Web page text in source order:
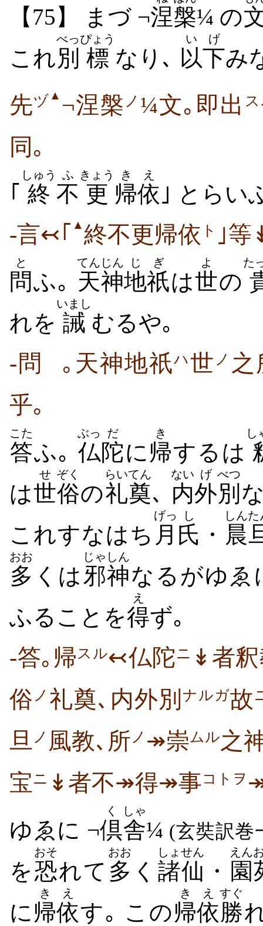
【75】 まづ ¬涅槃¼ の
これ別
べっ
標
ぴょう
なり､ 以下
いげ
み
先ヅ ▲ ¬涅槃 ノ ¼文｡即出
同｡
｢ 終
しゅう
不
ふ
更
きょう
帰依
きえ
｣ とらい
-言↢｢ ▲ 終不更帰依 ト ｣
問
と
ふ｡ 天神
てんじん
地祇
じぎ
は世
よ
の
た
れを 誡
いまし
むるや｡
-問 ｡天神地祇ハ世 ノ 之
乎｡
答
こた
ふ｡ 仏
ぶっ
陀
だ
に帰
き
するは
し
は世
せ
俗
ぞく
の礼奠
らいてん
､ 内
ない
外
げ
別
べつ
これすなはち 月
げっ
氏
し
・ 晨
しんた
多
おお
くは邪神
じゃしん
なるがゆ
ふることを得
え
ず｡
-答｡帰 スル↢仏陀ニ ↡者
俗 ノ 礼奠､内外別 ナルガ故
旦 ノ 風教､所 ノ ↠崇ムル之
宝ニ ↡者不↠得↠事コトヲ
ゆゑに ¬倶
く
舎
しゃ
¼ (玄奘訳巻
を恐
おそ
れて 多
おお
く 諸仙
しょせん
・ 園
えん
に帰依
きえ
す｡ この帰依
きえ
勝
すぐ